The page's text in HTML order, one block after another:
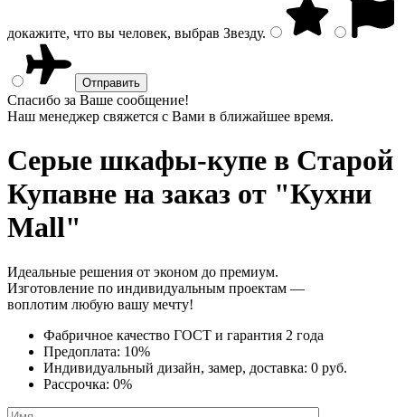
докажите, что вы человек, выбрав Звезду.
Спасибо за Ваше сообщение!
Наш менеджер свяжется с Вами в ближайшее время.
Серые шкафы-купе в Старой
Купавне на заказ от "Кухни
Mall"
Идеальные решения от эконом до премиум.
Изготовление по индивидуальным проектам —
воплотим любую вашу мечту!
Фабричное качество ГОСТ и гарантия 2 года
Предоплата: 10%
Индивидуальный дизайн, замер, доставка: 0 руб.
Рассрочка: 0%